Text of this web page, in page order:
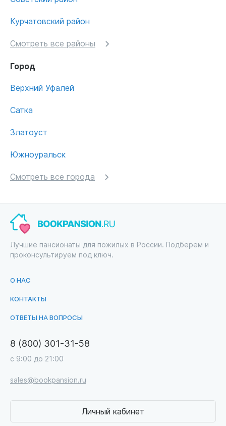
Курчатовский район
Смотреть все районы
Город
Верхний Уфалей
Сатка
Златоуст
Южноуральск
Смотреть все города
Лучшие пансионаты для пожилых в России. Подберем и
проконсультируем под ключ.
О НАС
КОНТАКТЫ
ОТВЕТЫ НА ВОПРОСЫ
8 (800) 301-31-58
с 9:00 до 21:00
sales@bookpansion.ru
Личный кабинет